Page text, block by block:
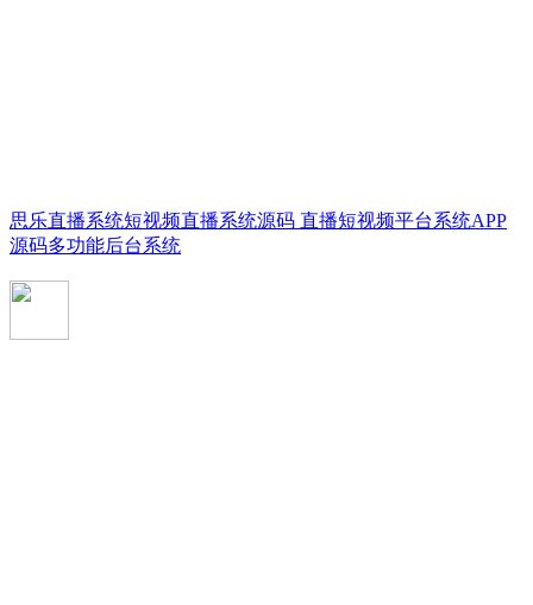
思乐直播系统短视频直播系统源码 直播短视频平台系统APP
源码多功能后台系统